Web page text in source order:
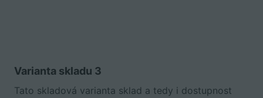
Varianta skladu 3
Tato skladová varianta sklad a tedy i dostupnost